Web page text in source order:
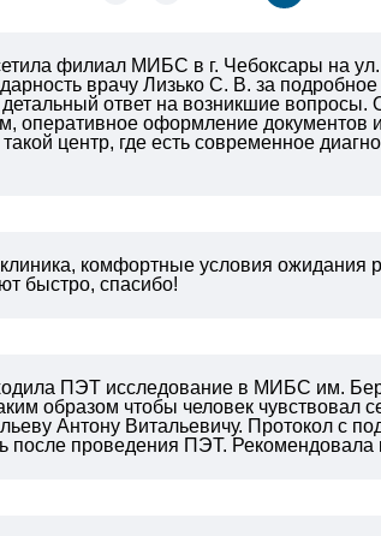
филиал МИБС в г. Чебоксары на
врачу Лизько С. В. за
ответ на возникшие
оперативное оформление документов
центр, где есть современное
комфортные условия ожидания
быстро, спасибо!
ПЭТ исследование в МИБС им.
образом чтобы человек
Антону Витальевичу. Протокол с
после проведения ПЭТ. Рекомендовала